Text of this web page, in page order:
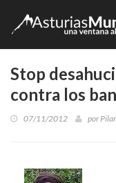
Stop
contra los
07/11/2012 por